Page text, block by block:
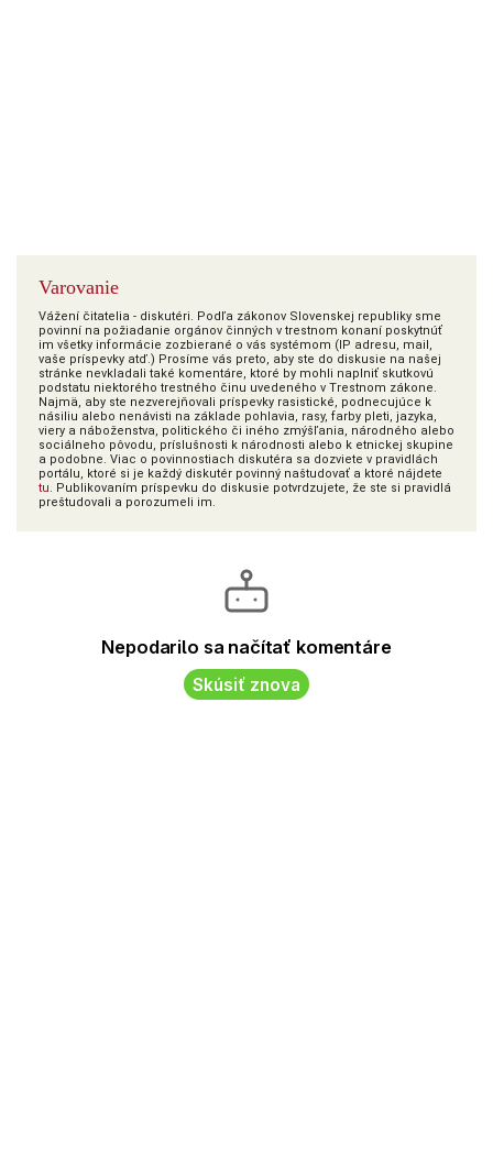
Varovanie
Vážení čitatelia - diskutéri. Podľa zákonov Slovenskej republiky sme
povinní na požiadanie orgánov činných v trestnom konaní poskytnúť
im všetky informácie zozbierané o vás systémom (IP adresu, mail,
vaše príspevky atď.) Prosíme vás preto, aby ste do diskusie na našej
stránke nevkladali také komentáre, ktoré by mohli naplniť skutkovú
podstatu niektorého trestného činu uvedeného v Trestnom zákone.
Najmä, aby ste nezverejňovali príspevky rasistické, podnecujúce k
násiliu alebo nenávisti na základe pohlavia, rasy, farby pleti, jazyka,
viery a náboženstva, politického či iného zmýšľania, národného alebo
sociálneho pôvodu, príslušnosti k národnosti alebo k etnickej skupine
a podobne. Viac o povinnostiach diskutéra sa dozviete v pravidlách
portálu, ktoré si je každý diskutér povinný naštudovať a ktoré nájdete
tu. Publikovaním príspevku do diskusie potvrdzujete, že ste si pravidlá
preštudovali a porozumeli im.